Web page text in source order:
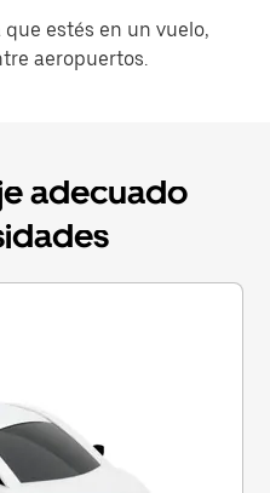
estés en un vuelo,
aeropuertos.
adecuado